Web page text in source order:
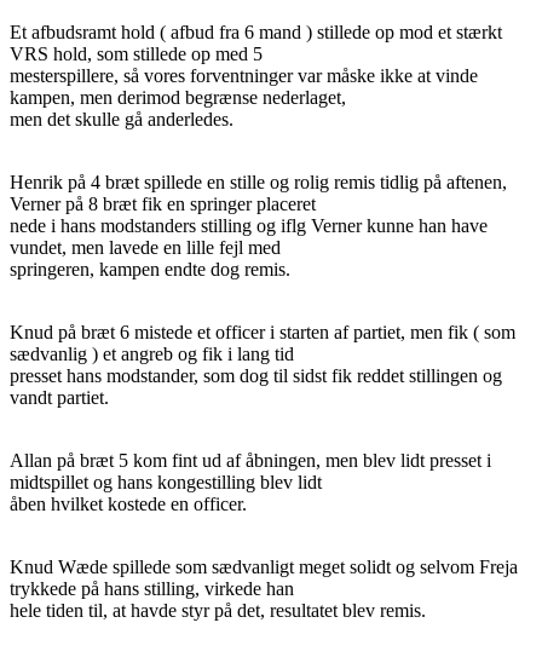
Et afbudsramt hold ( afbud fra 6 mand ) stillede op mod et stærkt
VRS hold, som stillede op med 5
mesterspillere, så vores forventninger var måske ikke at vinde
kampen, men derimod begrænse nederlaget,
men det skulle gå anderledes.
Henrik på 4 bræt spillede en stille og rolig remis tidlig på aftenen,
Verner på 8 bræt fik en springer placeret
nede i hans modstanders stilling og iflg Verner kunne han have
vundet, men lavede en lille fejl med
springeren, kampen endte dog remis.
Knud på bræt 6 mistede et officer i starten af partiet, men fik ( som
sædvanlig ) et angreb og fik i lang tid
presset hans modstander, som dog til sidst fik reddet stillingen og
vandt partiet.
Allan på bræt 5 kom fint ud af åbningen, men blev lidt presset i
midtspillet og hans kongestilling blev lidt
åben hvilket kostede en officer.
Knud Wæde spillede som sædvanligt meget solidt og selvom Freja
trykkede på hans stilling, virkede han
hele tiden til, at havde styr på det, resultatet blev remis.